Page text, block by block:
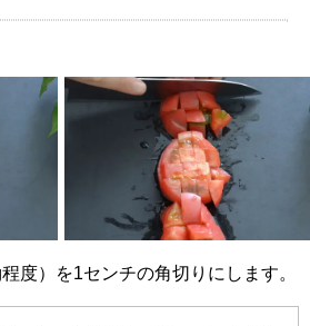
程度）を1センチの角切りにします。